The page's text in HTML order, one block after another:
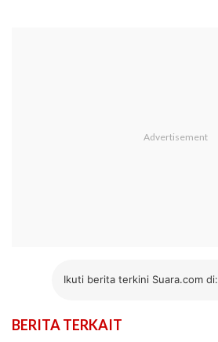
Ikuti berita terkini Suara.com di:
BERITA TERKAIT